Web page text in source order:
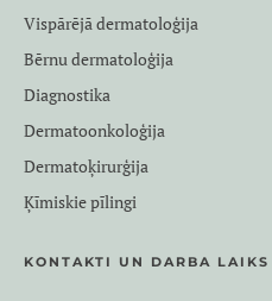
Vispārējā dermatoloģija
Bērnu dermatoloģija
Diagnostika
Dermatoonkoloģija
Dermatoķirurģija
Ķīmiskie pīlingi
KONTAKTI UN DARBA LAIKS